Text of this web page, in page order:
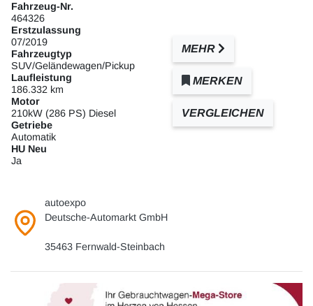
Fahrzeug-Nr.
464326
Erstzulassung
07/2019
Fahrzeugtyp
SUV/Geländewagen/Pickup
Laufleistung
186.332 km
Motor
210kW (286 PS) Diesel
Getriebe
Automatik
HU Neu
Ja
MEHR
MERKEN
VERGLEICHEN
autoexpo
Deutsche-Automarkt GmbH
35463 Fernwald-Steinbach